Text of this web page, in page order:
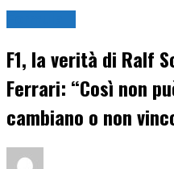
F1, la verità di Ralf
Ferrari: “Così non
cambiano o non